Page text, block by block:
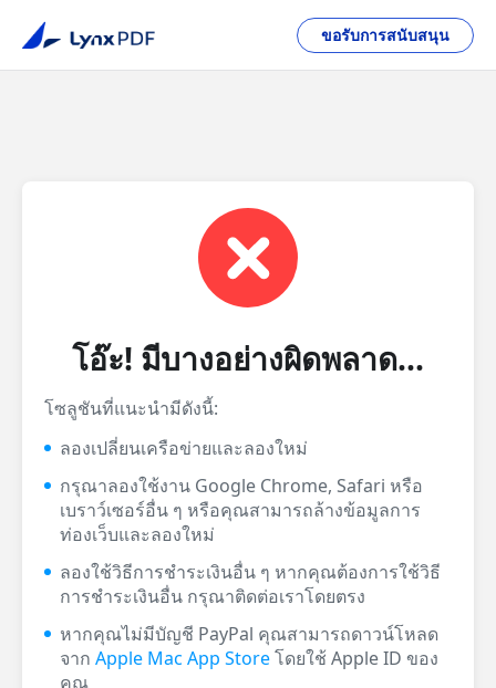
ขอรับการสนับสนุน
โอ๊ะ! มีบางอย่างผิดพลาด...
โซลูชันที่แนะนำมีดังนี้:
ลองเปลี่ยนเครือข่ายและลองใหม่
กรุณาลองใช้งาน Google Chrome, Safari หรือ
เบราว์เซอร์อื่น ๆ หรือคุณสามารถล้างข้อมูลการ
ท่องเว็บและลองใหม่
ลองใช้วิธีการชำระเงินอื่น ๆ หากคุณต้องการใช้วิธี
การชำระเงินอื่น กรุณาติดต่อเราโดยตรง
หากคุณไม่มีบัญชี PayPal คุณสามารถดาวน์โหลด
จาก Apple Mac App Storeโดยใช้ Apple ID ของ
คุณ